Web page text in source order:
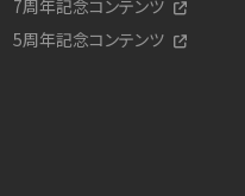
7周年記念コンテンツ
5周年記念コンテンツ